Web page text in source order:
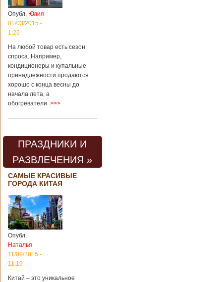
Опубл. Юлия
01/03/2015 -
1:26
На любой товар есть сезон
спроса. Например,
кондиционеры и купальные
принадлежности продаются
хорошо с конца весны до
начала лета, а
обогреватели >>>
ПРАЗДНИКИ И
РАЗВЛЕЧЕНИЯ »
САМЫЕ КРАСИВЫЕ
ГОРОДА КИТАЯ
Опубл.
Наталья
11/09/2015 -
11:19
Китай – это уникальное